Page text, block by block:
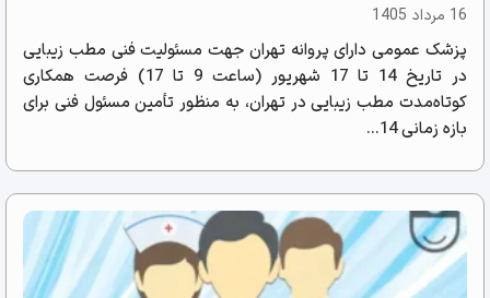
16 مرداد 1405
پزشک عمومی دارای پروانه تهران جهت مسئولیت فنی مطب زیبایی
در تاریخ 14 تا 17 شهریور (ساعت 9 تا 17) فرصت همکاری
کوتاه‌مدت مطب زیبایی در تهران، به منظور تأمین مسئول فنی برای
بازه زمانی 14...